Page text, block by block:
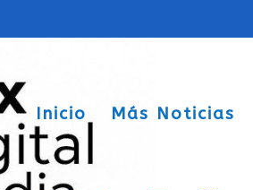
Inicio Más Noticias